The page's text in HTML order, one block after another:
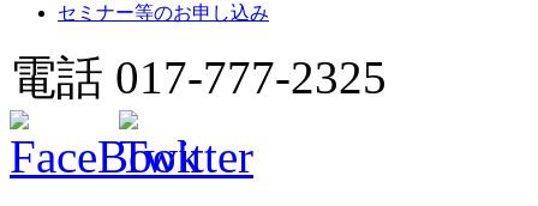
セミナー等のお申し込み
電話 017-777-2325